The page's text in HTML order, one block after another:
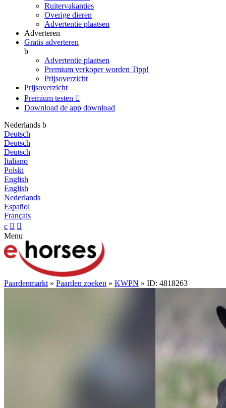
Ruitervakanties
Overige dieren
Advertentie plaatsen
Adverteren
Gratis adverteren
b
Advertentie plaatsen
Premium verkoper worden Tipp!
Prijsoverzicht
Prijsoverzicht
Premium testen 
Download de app download
Nederlands b
Deutsch
Deutsch
Deutsch
Italiano
Polski
English
English
Nederlands
Español
Français
c  
Menu
Paardenmarkt » Paarden zoeken » KWPN » ID: 4818263